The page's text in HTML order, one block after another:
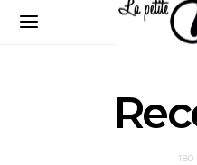
180